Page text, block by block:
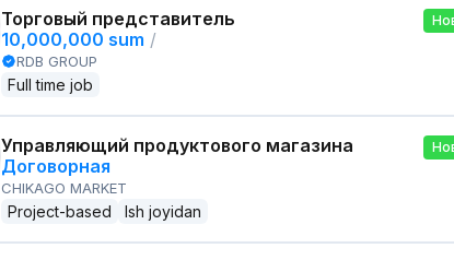
Торговый представитель
10,000,000 sum /
RDB GROUP
Full time job
Управляющий продуктового магазина
Договорная
CHIKAGO MARKET
Project-based Ish joyidan